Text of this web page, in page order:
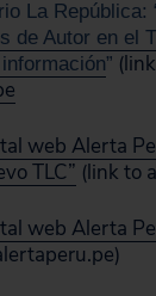
La República:
de Autor en el
”
web Alerta
TLC” (link to
web Alerta